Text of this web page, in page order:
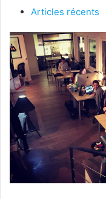
Articles récents